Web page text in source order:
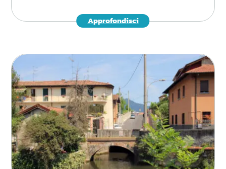
Approfondisci